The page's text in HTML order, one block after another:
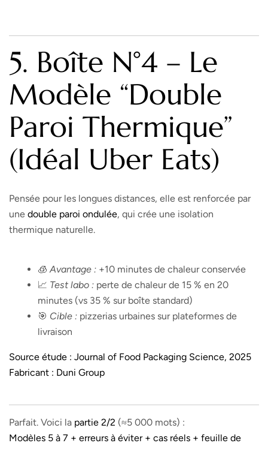
5. Boîte N°4 – Le
Modèle “double
Paroi Thermique”
(idéal Uber Eats)
Pensée pour les longues distances, elle est renforcée par
une double paroi ondulée, qui crée une isolation
thermique naturelle.
🧊Avantage : +10 minutes de chaleur conservée
📈 Test labo : perte de chaleur de 15 % en 20
minutes (vs 35 % sur boîte standard)
🎯 Cible : pizzerias urbaines sur plateformes de
livraison
Source étude : Journal of Food Packaging Science, 2025
Fabricant : Duni Group
Parfait. Voici la partie 2/2 (≈5 000 mots) :
Modèles 5 à 7 + erreurs à éviter + cas réels + feuille de